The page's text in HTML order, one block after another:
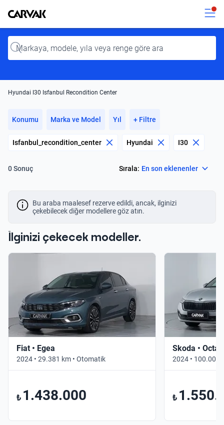
Kavak
Input
Hyundai I30 Isfanbul Recondition Center
Konumu Marka ve Model Yıl + Filtre
Isfanbul_recondition_center Hyundai I30
0 Sonuç Sırala: En son eklenenler
Bu araba maalesef rezerve edildi, ancak, ilginizi
çekebilecek diğer modellere göz atın.
İlginizi çekecek modeller.
Fiat • Egea
2024 • 29.381 km • Otomatik
₺ 1.438.000
Skoda •
2024 • 100.000
₺